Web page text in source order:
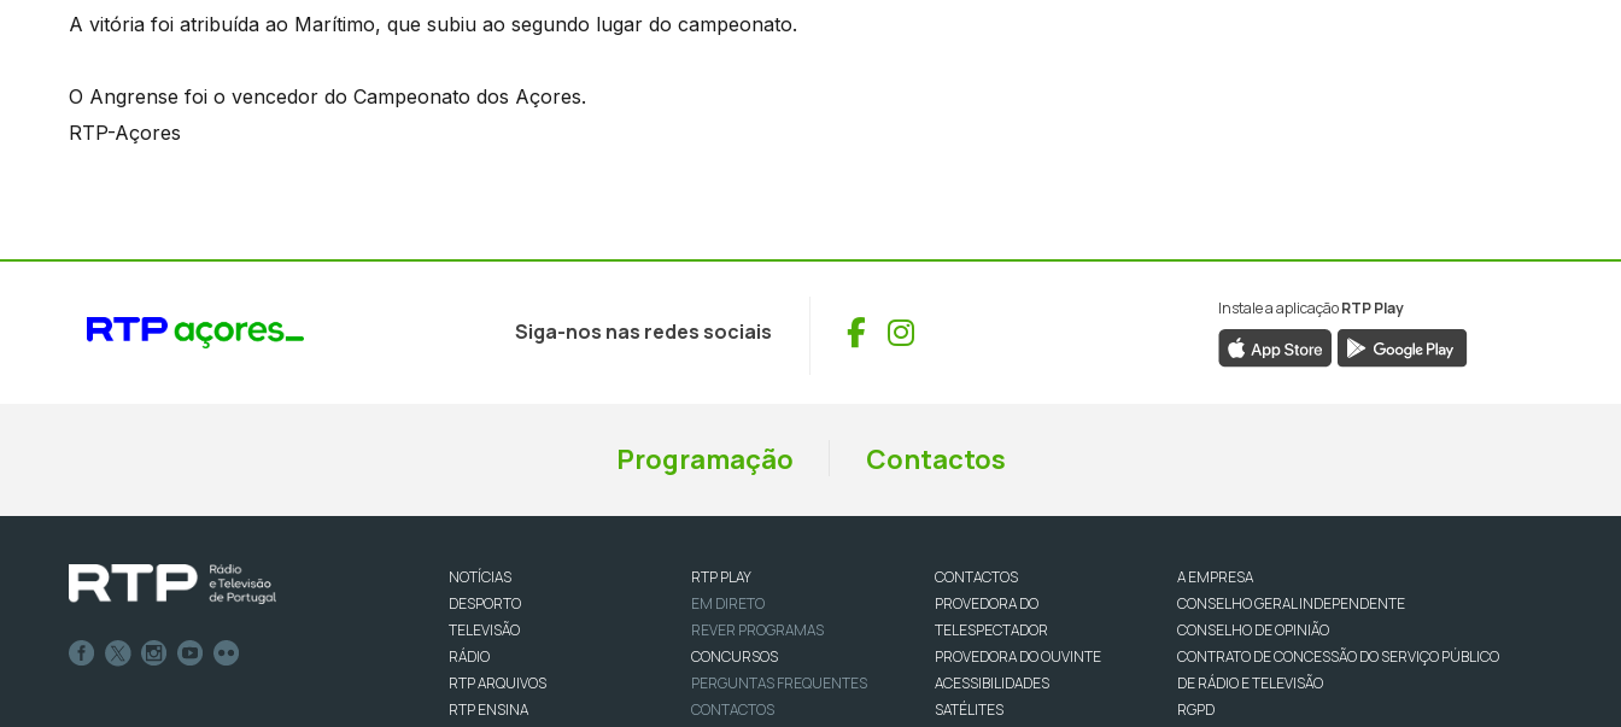
A vitória foi atribuída ao Marítimo, que subiu ao segundo lugar do campeonato.
O Angrense foi o vencedor do Campeonato dos Açores.
RTP-Açores
Siga-nos nas redes sociais Facebook
Instagram
Instale a aplicaçãoRTP Play
Programação Contactos
NOTÍCIAS
DESPORTO
TELEVISÃO
RÁDIO
RTP ARQUIVOS
RTP ENSINA
RTP PLAY
EM DIRETO
REVER PROGRAMAS
CONCURSOS
PERGUNTAS FREQUENTES
CONTACTOS
CONTACTOS
PROVEDORA DO
TELESPECTADOR
PROVEDORA DO OUVINTE
ACESSIBILIDADES
SATÉLITES
A EMPRESA
CONSELHO GERAL INDEPENDENTE
CONSELHO DE OPINIÃO
CONTRATO DE CONCESSÃO DO SERVIÇO PÚBLICO
DE RÁDIO E TELEVISÃO
RGPD